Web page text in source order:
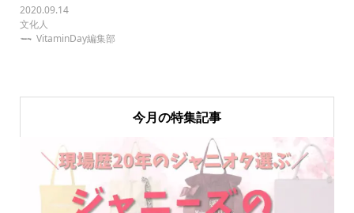
2020.09.14
文化人
VitaminDay編集部
今月の特集記事